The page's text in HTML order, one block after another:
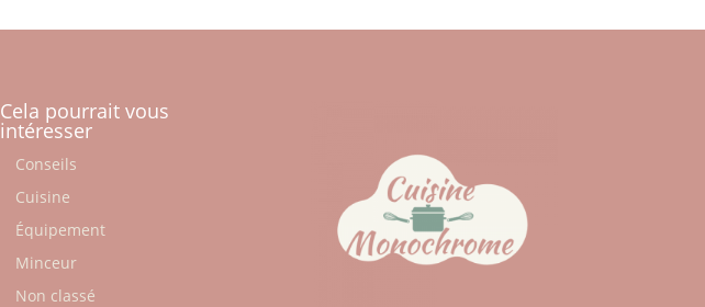
Cela pourrait vous
intéresser
Conseils
Cuisine
Équipement
Minceur
Non classé